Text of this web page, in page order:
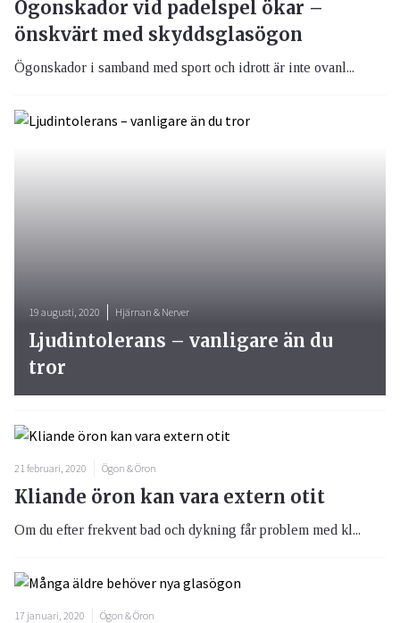
Ögonskador vid padelspel ökar –
önskvärt med skyddsglasögon
Ögonskador i samband med sport och idrott är inte ovanl...
19 augusti, 2020 Hjärnan & Nerver
Ljudintolerans – vanligare än du
tror
21 februari, 2020 Ögon & Öron
Kliande öron kan vara extern otit
Om du efter frekvent bad och dykning får problem med kl...
17 januari, 2020 Ögon & Öron